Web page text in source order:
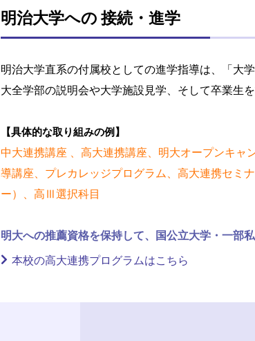
明治大学への 接続・進学
明治大学直系の付属校としての進学指導は、「大
大全学部の説明会や大学施設見学、そして卒業生
【具体的な取り組みの例】
中大連携講座 、高大連携講座、明大オープンキ
導講座、プレカレッジプログラム、高大連携セミ
ー）、高Ⅲ選択科目
明大への推薦資格を保持して、国公立大学・一部
本校の高大連携プログラムはこちら